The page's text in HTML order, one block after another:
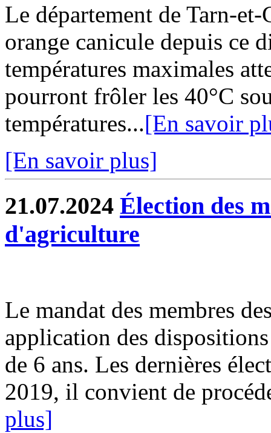
Le département de Tarn-
orange canicule depuis ce
températures maximales
pourront frôler les 40°C
températures...[En savoir
[En savoir plus]
21.07.2024 Élection des
d'agriculture
Le mandat des membres
application des
de 6 ans. Les dernières
2019, il convient de
plus]